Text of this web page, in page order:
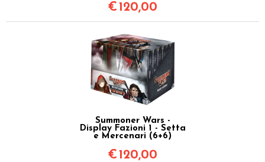
€ 120,00
Summoner Wars -
Display Fazioni 1 - Setta
e Mercenari (6+6)
€ 120,00